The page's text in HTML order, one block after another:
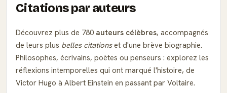
Citations par auteurs
Découvrez plus de 780 auteurs célèbres, accompagnés
de leurs plus belles citationset d'une brève biographie.
Philosophes, écrivains, poètes ou penseurs : explorez les
réflexions intemporelles qui ont marqué l'histoire, de
Victor Hugo à Albert Einstein en passant par Voltaire.